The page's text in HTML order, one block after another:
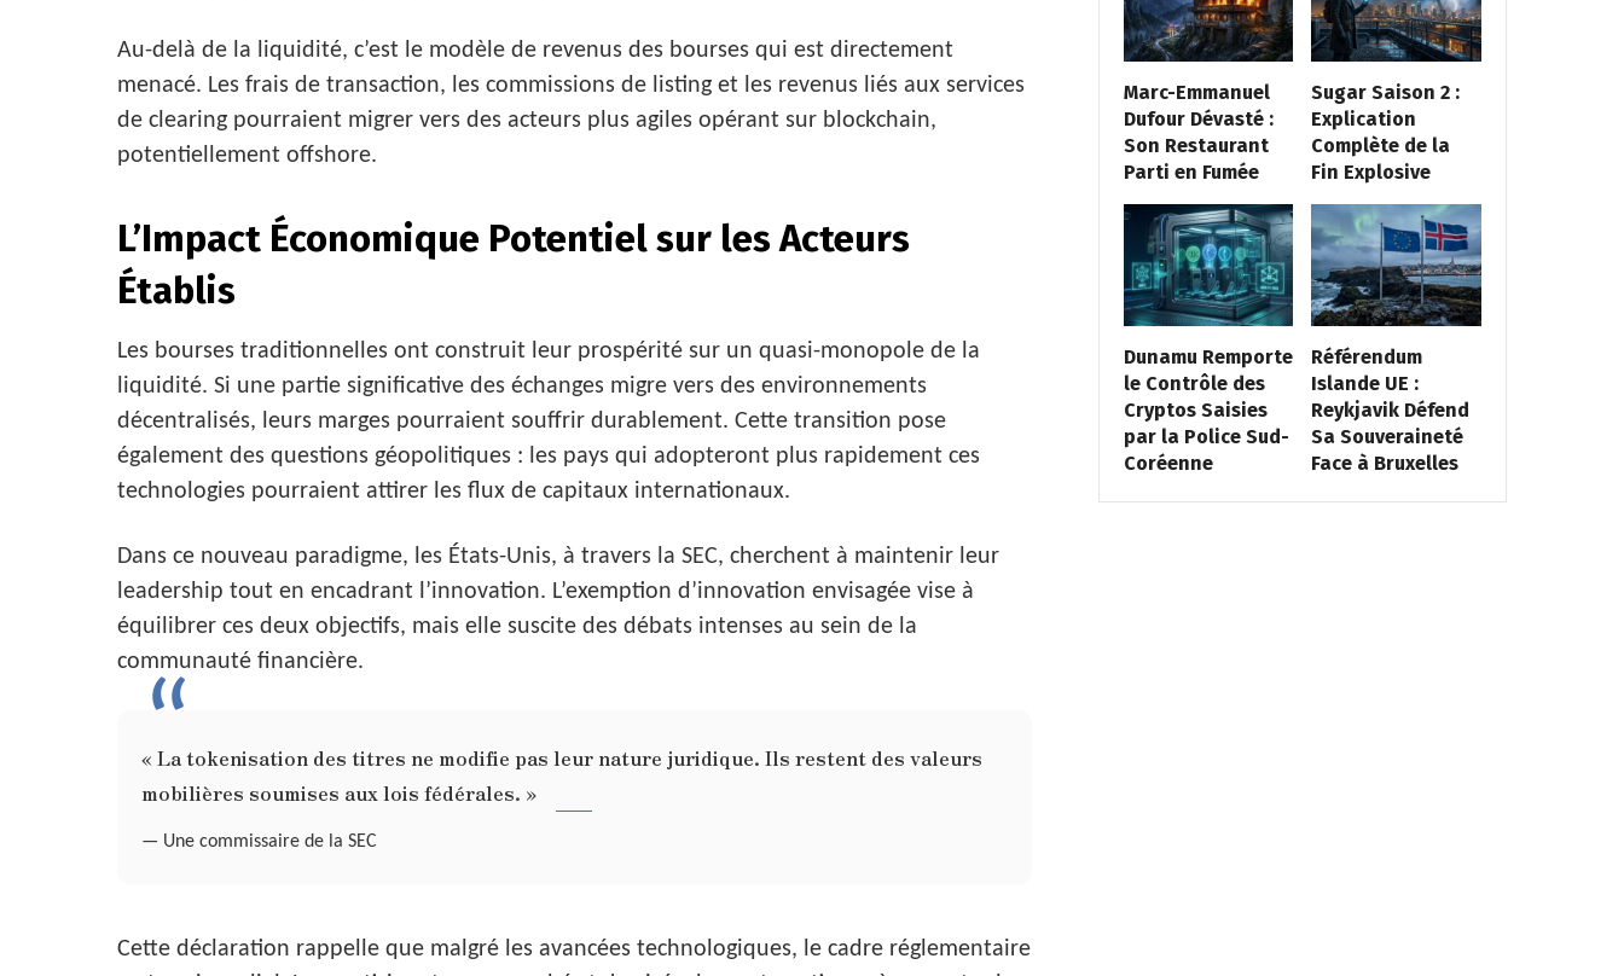
Au-delà de la liquidité, c’est le modèle de revenus des bourses qui est directement
menacé. Les frais de transaction, les commissions de listing et les revenus liés aux services
de clearing pourraient migrer vers des acteurs plus agiles opérant sur blockchain,
potentiellement offshore.
L’Impact Économique Potentiel sur les Acteurs
Établis
Les bourses traditionnelles ont construit leur prospérité sur un quasi-monopole de la
liquidité. Si une partie significative des échanges migre vers des environnements
décentralisés, leurs marges pourraient souffrir durablement. Cette transition pose
également des questions géopolitiques : les pays qui adopteront plus rapidement ces
technologies pourraient attirer les flux de capitaux internationaux.
Dans ce nouveau paradigme, les États-Unis, à travers la SEC, cherchent à maintenir leur
leadership tout en encadrant l’innovation. L’exemption d’innovation envisagée vise à
équilibrer ces deux objectifs, mais elle suscite des débats intenses au sein de la
communauté financière.
« La tokenisation des titres ne modifie pas leur nature juridique. Ils restent des valeurs
mobilières soumises aux lois fédérales. »
— Une commissaire de la SEC
Cette déclaration rappelle que malgré les avancées technologiques, le cadre réglementaire
Marc-Emmanuel
Dufour Dévasté :
Son Restaurant
Parti en Fumée
Sugar Saison 2 :
Explication
Complète de la
Fin Explosive
Dunamu Remporte
le Contrôle des
Cryptos Saisies
par la Police Sud-
Coréenne
Référendum
Islande UE :
Reykjavik Défend
Sa Souveraineté
Face à Bruxelles